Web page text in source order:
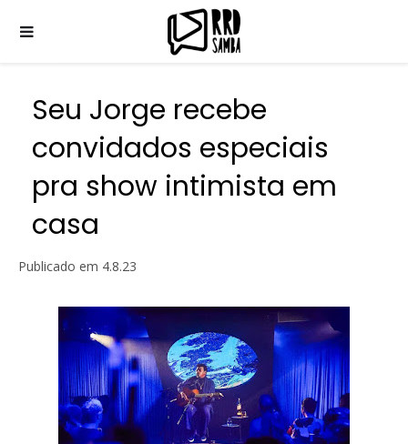
Seu Jorge recebe
convidados especiais
pra show intimista em
casa
Publicado em 4.8.23